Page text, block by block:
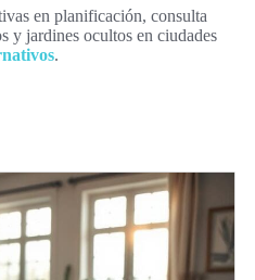
en planificación, consulta
y jardines ocultos en ciudades
.